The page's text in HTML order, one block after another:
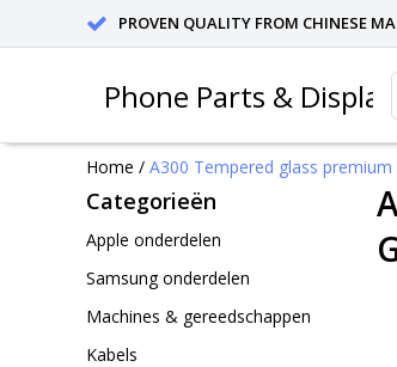
PROVEN QUALITY FROM CHINESE
Phone Parts & Displays
Home / A300 Tempered glass
Categorieën
Apple onderdelen
Samsung onderdelen
Machines & gereedschappen
Kabels